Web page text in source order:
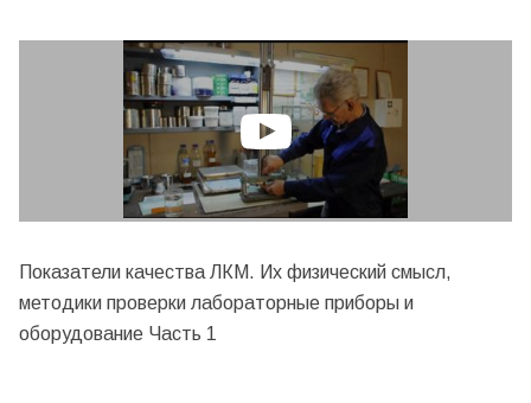
Показатели качества ЛКМ. Их физический смысл,
методики проверки лабораторные приборы и
оборудование Часть 1